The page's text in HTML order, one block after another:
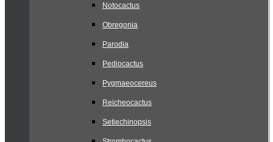
Notocactus
Obregonia
Parodia
Pediocactus
Pygmaeocereus
Reicheocactus
Setiechinopsis